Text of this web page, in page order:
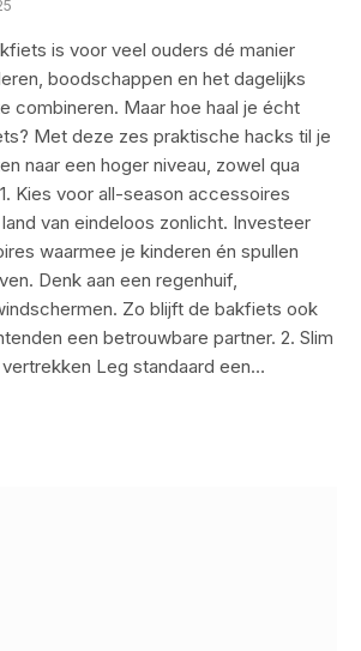
is voor veel ouders dé manier
boodschappen en het dagelijks
combineren. Maar hoe haal je écht
Met deze zes praktische hacks til je
naar een hoger niveau, zowel qua
Kies voor all-season accessoires
van eindeloos zonlicht. Investeer
waarmee je kinderen én spullen
Denk aan een regenhuif,
Zo blijft de bakfiets ook
een betrouwbare partner. 2. Slim
Leg standaard een…